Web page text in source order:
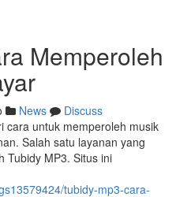
Memperoleh
News
Discuss
cara untuk memperoleh musik
Salah satu layanan yang
Tubidy MP3. Situs ini
tubidy-mp3-cara-